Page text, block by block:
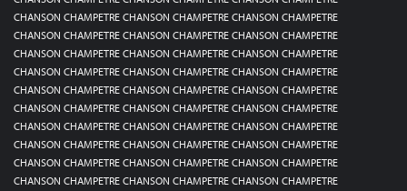
CHANSON CHAMPETRE CHANSON CHAMPETRE CHANSON CHAMPETRE
CHANSON CHAMPETRE CHANSON CHAMPETRE CHANSON CHAMPETRE
CHANSON CHAMPETRE CHANSON CHAMPETRE CHANSON CHAMPETRE
CHANSON CHAMPETRE CHANSON CHAMPETRE CHANSON CHAMPETRE
CHANSON CHAMPETRE CHANSON CHAMPETRE CHANSON CHAMPETRE
CHANSON CHAMPETRE CHANSON CHAMPETRE CHANSON CHAMPETRE
CHANSON CHAMPETRE CHANSON CHAMPETRE CHANSON CHAMPETRE
CHANSON CHAMPETRE CHANSON CHAMPETRE CHANSON CHAMPETRE
CHANSON CHAMPETRE CHANSON CHAMPETRE CHANSON CHAMPETRE
CHANSON CHAMPETRE CHANSON CHAMPETRE CHANSON CHAMPETRE